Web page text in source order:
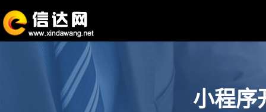
小程序